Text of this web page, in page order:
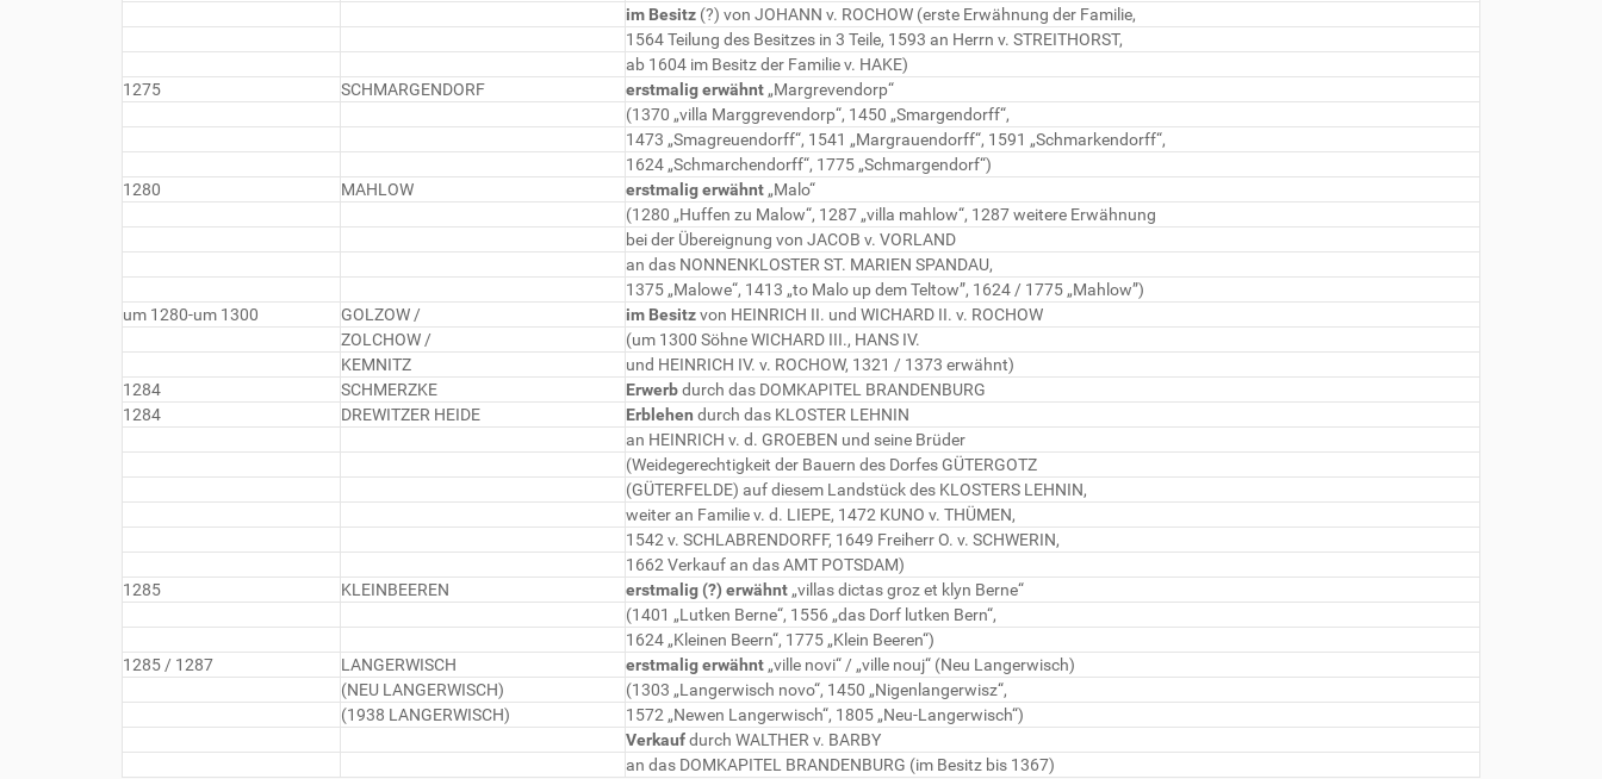
im Besitz (?) von JOHANN v. ROCHOW (erste Erwähnung der Familie,
1564 Teilung des Besitzes in 3 Teile, 1593 an Herrn v. STREITHORST,
ab 1604 im Besitz der Familie v. HAKE)
1275
SCHMARGENDORF erstmalig erwähnt „Margrevendorp“
(1370 „villa Marggrevendorp“, 1450 „Smargendorff“,
1473 „Smagreuendorff“, 1541 „Margrauendorff“, 1591 „Schmarkendorff“,
1624 „Schmarchendorff“, 1775 „Schmargendorf“)
1280
MAHLOW erstmalig erwähnt „Malo“
(1280 „Huffen zu Malow“, 1287 „villa mahlow“, 1287 weitere Erwähnung
bei der Übereignung von JACOB v. VORLAND
an das NONNENKLOSTER ST. MARIEN SPANDAU,
1375 „Malowe“, 1413 „to Malo up dem Teltow”, 1624 / 1775 „Mahlow”)
um 1280-um 1300
GOLZOW / im Besitzvon HEINRICH II. und WICHARD II. v. ROCHOW
ZOLCHOW /
(um 1300 Söhne WICHARD III., HANS IV.
KEMNITZ
und HEINRICH IV. v. ROCHOW, 1321 / 1373 erwähnt)
1284
SCHMERZKE Erwerbdurch das DOMKAPITEL BRANDENBURG
1284
DREWITZER HEIDE Erblehen durch das KLOSTER LEHNIN
an HEINRICH v. d. GROEBEN und seine Brüder
(Weidegerechtigkeit der Bauern des Dorfes GÜTERGOTZ
(GÜTERFELDE) auf diesem Landstück des KLOSTERS LEHNIN,
weiter an Familie v. d. LIEPE, 1472 KUNO v. THÜMEN,
1542 v. SCHLABRENDORFF, 1649 Freiherr O. v. SCHWERIN,
1662 Verkauf an das AMT POTSDAM)
1285
KLEINBEEREN erstmalig (?) erwähnt „villas dictas groz et klyn Berne“
(1401 „Lutken Berne“, 1556 „das Dorf lutken Bern“,
1624 „Kleinen Beern“, 1775 „Klein Beeren“)
1285 / 1287
LANGERWISCH erstmalig erwähnt „ville novi“ / „ville nouj“ (Neu Langerwisch)
(NEU LANGERWISCH)
(1303 „Langerwisch novo“, 1450 „Nigenlangerwisz“,
(1938 LANGERWISCH)
1572 „Newen Langerwisch“, 1805 „Neu-Langerwisch“)
Verkaufdurch WALTHER v. BARBY
an das DOMKAPITEL BRANDENBURG (im Besitz bis 1367)